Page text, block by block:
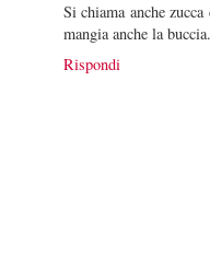
Si chiama anche
mangia anche la buccia.
Rispondi